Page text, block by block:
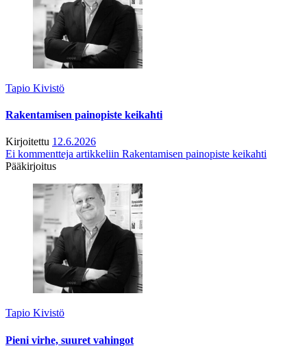
Tapio Kivistö
Rakentamisen painopiste keikahti
Kirjoitettu 12.6.2026
Ei kommentteja artikkeliin Rakentamisen painopiste keikahti
Pääkirjoitus
Tapio Kivistö
Pieni virhe, suuret vahingot